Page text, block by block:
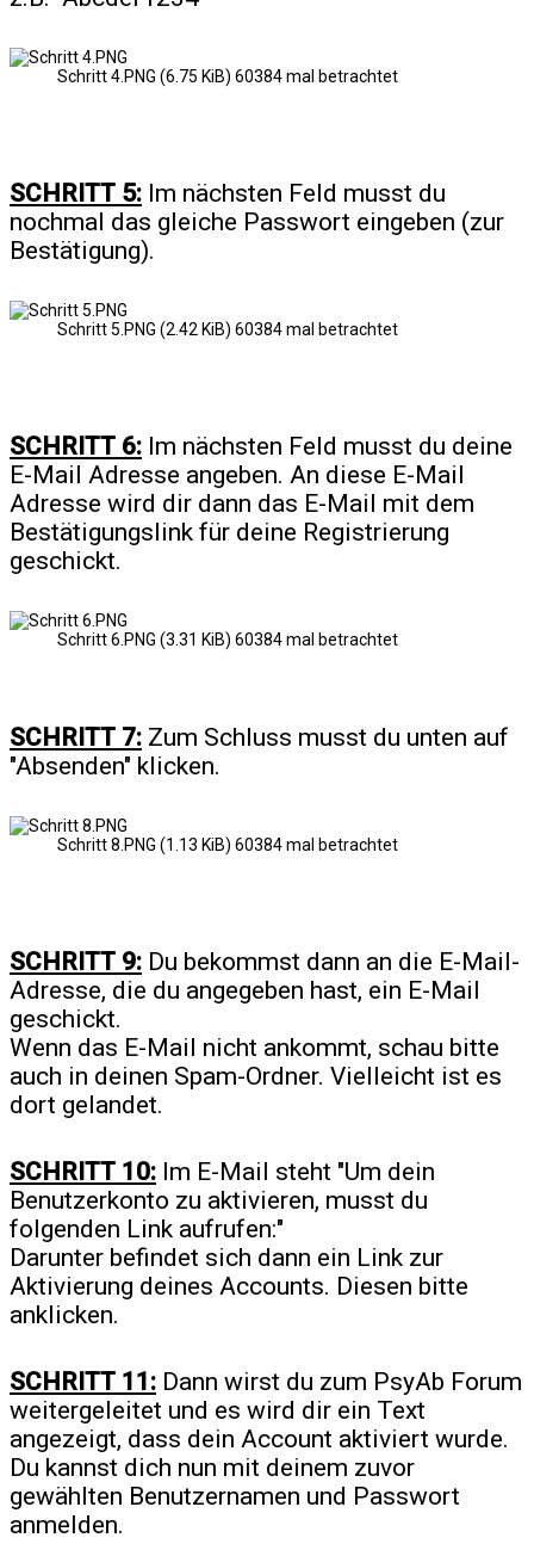
Schritt 4.PNG (6.75 KiB) 60384 mal betrachtet
SCHRITT 5: Im nächsten Feld musst du
nochmal das gleiche Passwort eingeben (zur
Bestätigung).
Schritt 5.PNG (2.42 KiB) 60384 mal betrachtet
SCHRITT 6: Im nächsten Feld musst du deine
E-Mail Adresse angeben. An diese E-Mail
Adresse wird dir dann das E-Mail mit dem
Bestätigungslink für deine Registrierung
geschickt.
Schritt 6.PNG (3.31 KiB) 60384 mal betrachtet
SCHRITT 7: Zum Schluss musst du unten auf
"Absenden" klicken.
Schritt 8.PNG (1.13 KiB) 60384 mal betrachtet
SCHRITT 9: Du bekommst dann an die E-Mail-
Adresse, die du angegeben hast, ein E-Mail
geschickt.
Wenn das E-Mail nicht ankommt, schau bitte
auch in deinen Spam-Ordner. Vielleicht ist es
dort gelandet.
SCHRITT 10: Im E-Mail steht "Um dein
Benutzerkonto zu aktivieren, musst du
folgenden Link aufrufen:"
Darunter befindet sich dann ein Link zur
Aktivierung deines Accounts. Diesen bitte
anklicken.
SCHRITT 11: Dann wirst du zum PsyAb Forum
weitergeleitet und es wird dir ein Text
angezeigt, dass dein Account aktiviert wurde.
Du kannst dich nun mit deinem zuvor
gewählten Benutzernamen und Passwort
anmelden.